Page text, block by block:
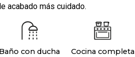
acabado más cuidado.
Baño con ducha Cocina completa